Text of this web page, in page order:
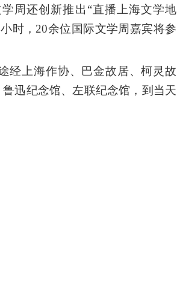
周还创新推出“直播上海文学地
时，20余位国际文学周嘉宾将参
上海作协、巴金故居、柯灵故
迅纪念馆、左联纪念馆，到当天